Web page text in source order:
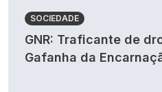
SOCIEDADE
GNR: Traficante de
Gafanha da